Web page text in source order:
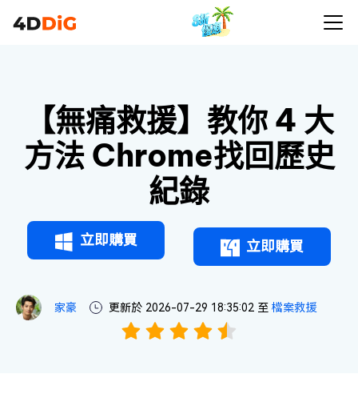
【無痛救援】教你 4 大
方法 Chrome找回歷史
紀錄
立即購買 立即購買
家豪 更新於 2026-07-29 18:35:02 至 檔案救援